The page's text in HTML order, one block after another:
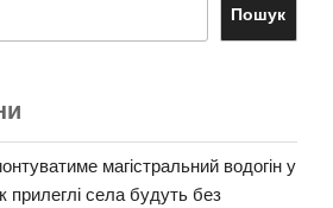
Пошук
магістральний водогін у
прилеглі села будуть без